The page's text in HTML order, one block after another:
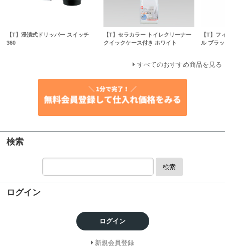
【T】浸漬式ドリッパー スイッチ
360
【T】セラカラー トイレクリーナー
クイックケース付き ホワイト
【T】フ
ル ブラ
すべてのおすすめ商品を見る
検索
検索
ログイン
ログイン
新規会員登録